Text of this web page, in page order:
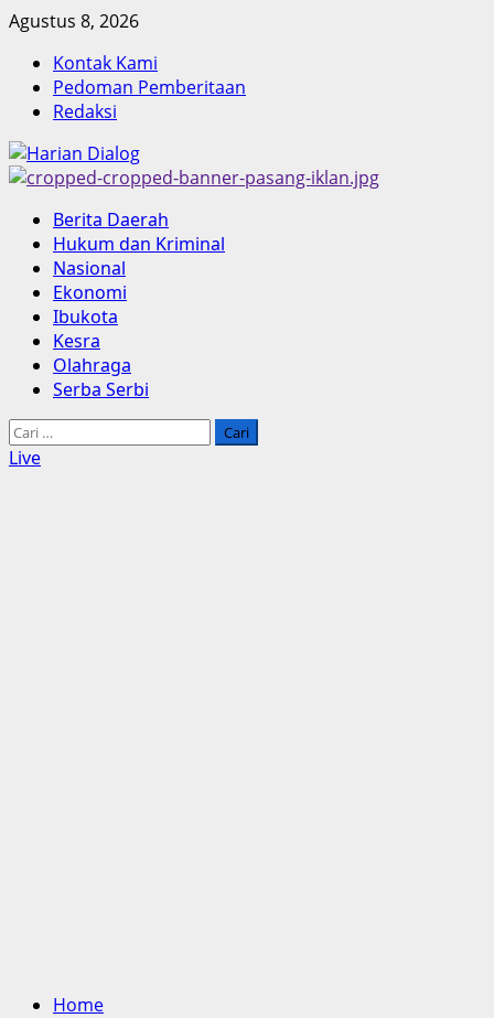
Skip
content
Agustus 8, 2026
Kontak Kami
Pedoman Pemberitaan
Redaksi
Primary
Menu
Berita Daerah
Hukum dan Kriminal
Nasional
Ekonomi
Ibukota
Kesra
Olahraga
Serba Serbi
Cari
untuk:
Live
Home